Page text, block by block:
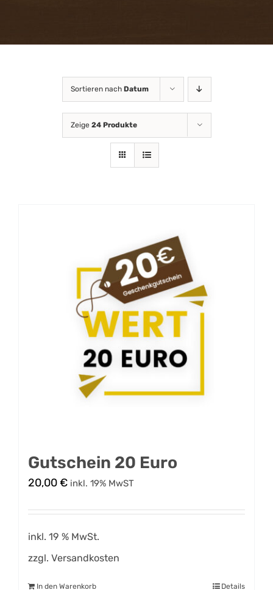
Gutscheinshop Online
Sortieren nach Datum
Zeige 24 Produkte
Gutschein 20 Euro
20,00€ inkl. 19% MwST
inkl. 19 % MwSt.
zzgl. Versandkosten
In den Warenkorb Details